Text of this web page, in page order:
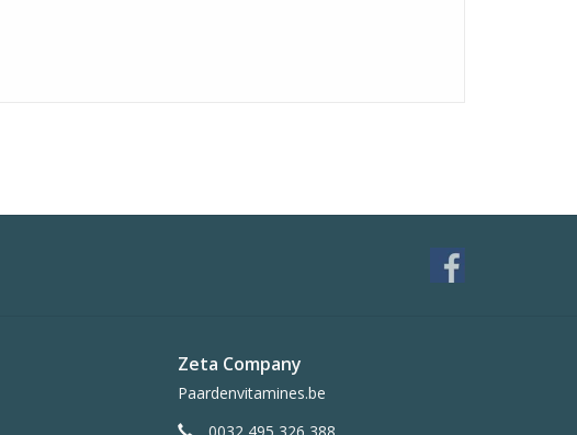
Zeta Company
Paardenvitamines.be